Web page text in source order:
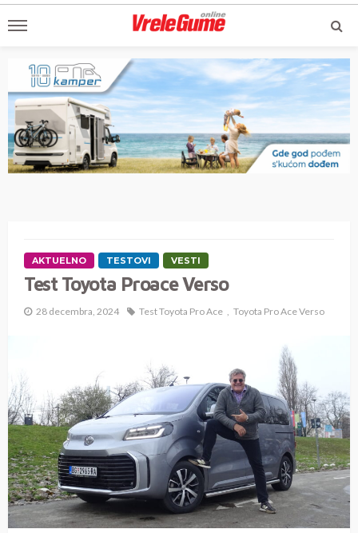
AKTUELNO TESTOVI VESTI
Test Toyota Proace Verso
28 decembra, 2024 Test Toyota Pro Ace Toyota Pro Ace Verso